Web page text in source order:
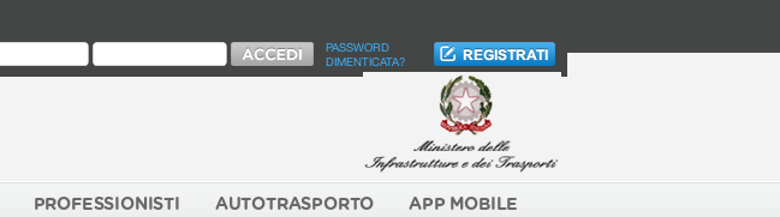
PASSWORD
DIMENTICATA?
PROFESSIONISTI AUTOTRASPORTO APP MOBILE